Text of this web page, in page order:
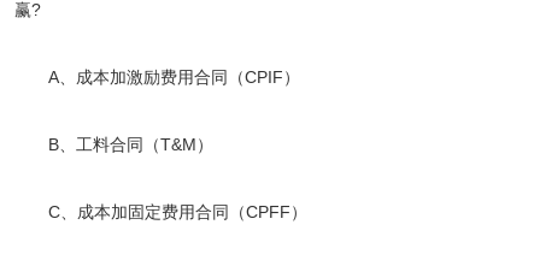
赢?
A、成本加激励费用合同（CPIF）
B、工料合同（T&M）
C、成本加固定费用合同（CPFF）